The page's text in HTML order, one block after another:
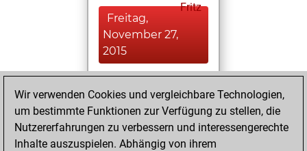
Fritz
Freitag,
November 27,
2015
You played 1
bullet games
Play
You scored +1
=0 -0 in bullet
Wir verwenden Cookies und vergleichbare Technologien,
um bestimmte Funktionen zur Verfügung zu stellen, die
Nutzererfahrungen zu verbessern und interessengerechte
Inhalte auszuspielen. Abhängig von ihrem